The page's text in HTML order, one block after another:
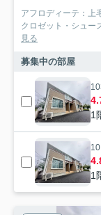
アフロディーテ：上
クロゼット・シュー
見る
募集中の部屋
1
1